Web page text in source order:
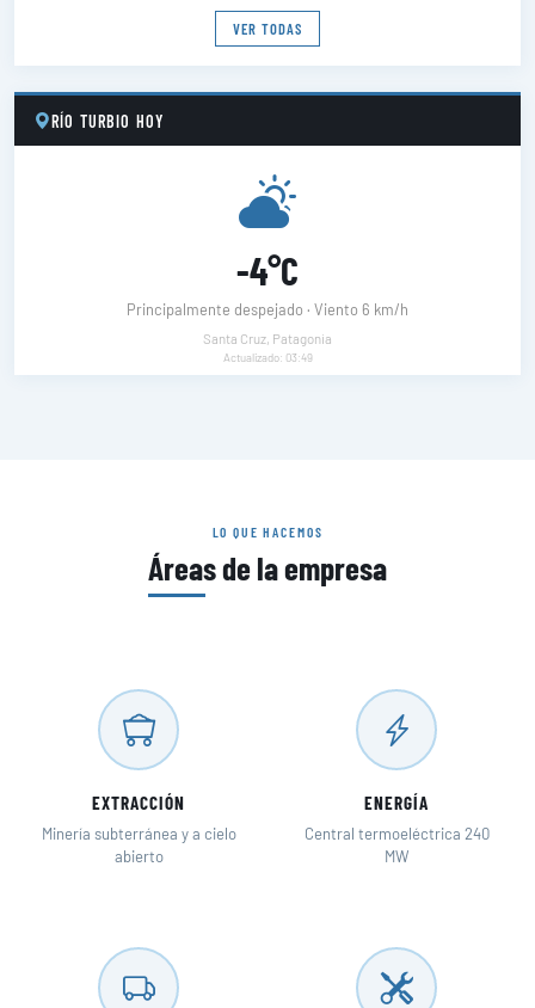
VER TODAS
RÍO TURBIO HOY
-4°C
Principalmente despejado · Viento 6 km/h
Santa Cruz, Patagonia
Actualizado: 03:49
LO QUE HACEMOS
Áreas de la empresa
EXTRACCIÓN
Minería subterránea y a cielo
abierto
ENERGÍA
Central termoeléctrica 240
MW